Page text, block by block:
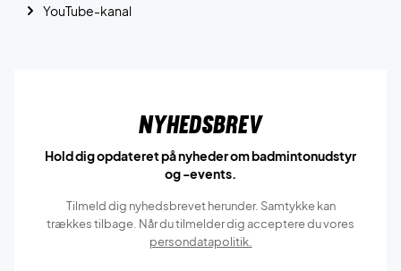
YouTube-kanal
Nyhedsbrev
Hold dig opdateret på nyheder om badmintonudstyr
og -events.
Tilmeld dig nyhedsbrevet herunder. Samtykke kan
trækkes tilbage. Når du tilmelder dig acceptere du vores
persondatapolitik.